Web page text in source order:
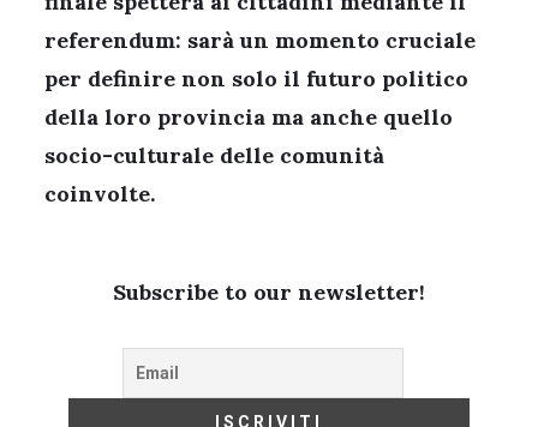
referendum: sarà un momento cruciale
per definire non solo il futuro politico
della loro provincia ma anche quello
socio-culturale delle comunità
coinvolte.
Subscribe to our newsletter!